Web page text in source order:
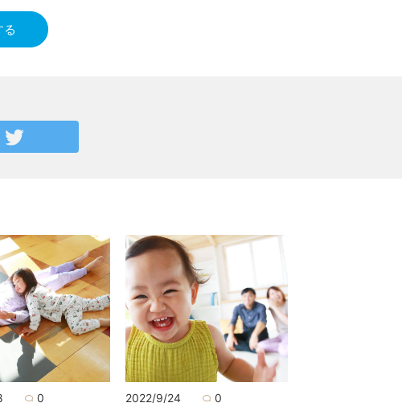
0 2022/9/24 0